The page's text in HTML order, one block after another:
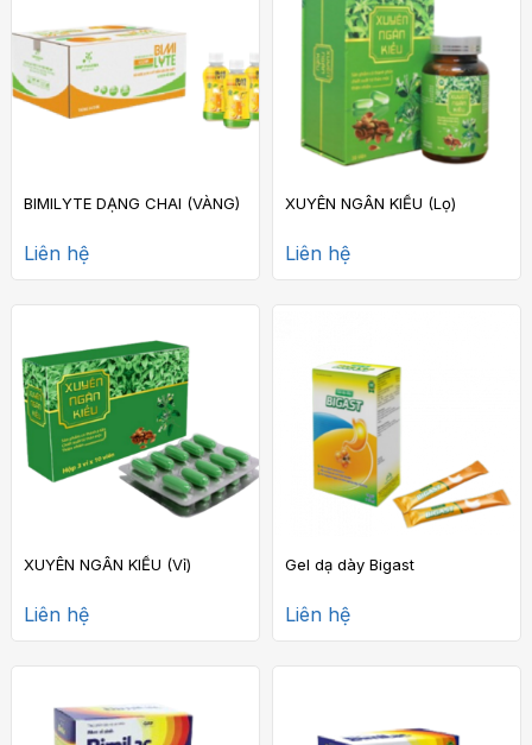
BIMILYTE DẠNG CHAI (VÀNG)
Liên hệ
XUYÊN NGÂN KIỀU (Lọ)
Liên hệ
XUYÊN NGÂN KIỀU (Vỉ)
Liên hệ
Gel dạ dày Bigast
Liên hệ